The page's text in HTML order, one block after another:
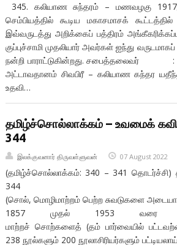
345. கலியாண சுந்தரம் – மணவழகு
செம்பியத்தில் கூடிய மகாசமாசக்
இவ்வருடத்து அறிக்கைப் பத்திரம்
குப்புச்சாமி முதலியார் அவர்கள் ஐந்து
நன்றி பாராட்டுகின்றது.
அட்டாவதானம் சிவபிரீ – கலியாண கந்தர
உதவி…
தமிழ்ச்சொல்லாக்கம் – உவமைக்
344
இலக்குவனார் திருவள்ளுவன் 07 August 2022
(தமிழ்ச்சொல்லாக்கம்: 340 – 341 தொடர்ச்சி)
344
(சொல், மொழிமாற்றம் பெற்ற சுவடுகளை
1857 முதல் 1953 வரை
மாற்றச் சொற்களைத் (தம் பார்வையில்
238 நூல்களும் 200 நூலாசிரியர்களும்